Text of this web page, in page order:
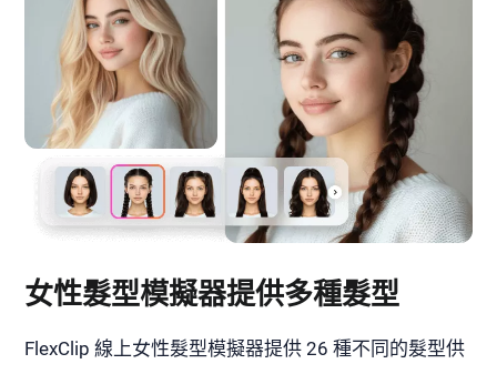
女性髮型模擬器提供多種髮型
FlexClip 線上女性髮型模擬器提供 26 種不同的髮型供